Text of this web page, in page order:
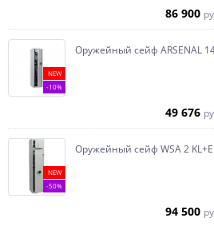
86 900
NEW
-10%
Оружейный сейф ARSENAL
49 676
NEW
-50%
Оружейный сейф WSA 2
94 500